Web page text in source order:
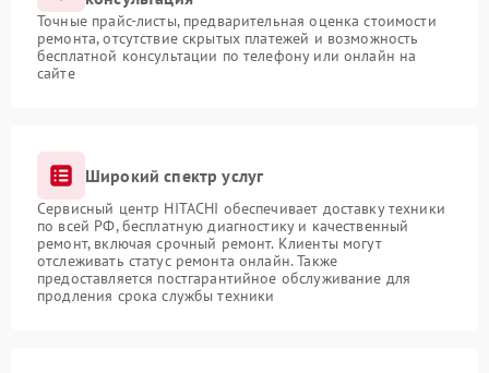
Точные прайс-листы, предварительная оценка стоимости
ремонта, отсутствие скрытых платежей и возможность
бесплатной консультации по телефону или онлайн на
сайте
Широкий спектр услуг
Сервисный центр HITACHI обеспечивает доставку техники
по всей РФ, бесплатную диагностику и качественный
ремонт, включая срочный ремонт. Клиенты могут
отслеживать статус ремонта онлайн. Также
предоставляется постгарантийное обслуживание для
продления срока службы техники